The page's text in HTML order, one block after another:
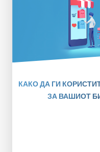
КАКО ДА ГИ
ЗА ВАШИОТ